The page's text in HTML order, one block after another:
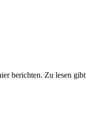
berichten. Zu lesen